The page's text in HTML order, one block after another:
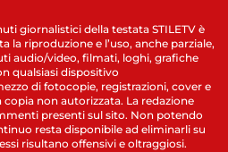
giornalistici della testata STILETV è
la riproduzione e l’uso, anche parziale,
audio/video, filmati, loghi, grafiche
qualsiasi dispositivo
di fotocopie, registrazioni, cover e
non autorizzata. La redazione
presenti sul sito. Non potendo
resta disponibile ad eliminarli su
risultano offensivi e oltraggiosi.